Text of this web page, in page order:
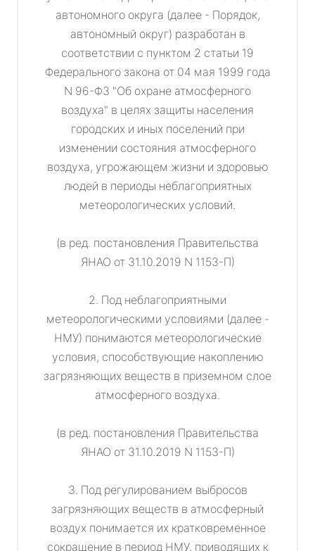
автономного округа (далее - Порядок,
автономный округ) разработан в
соответствии с пунктом 2 статьи 19
Федерального закона от 04 мая 1999 года
N 96-ФЗ "Об охране атмосферного
воздуха" в целях защиты населения
городских и иных поселений при
изменении состояния атмосферного
воздуха, угрожающем жизни и здоровью
людей в периоды неблагоприятных
метеорологических условий.
(в ред. постановления Правительства
ЯНАО от 31.10.2019 N 1153-П)
2. Под неблагоприятными
метеорологическими условиями (далее -
НМУ) понимаются метеорологические
условия, способствующие накоплению
загрязняющих веществ в приземном слое
атмосферного воздуха.
(в ред. постановления Правительства
ЯНАО от 31.10.2019 N 1153-П)
3. Под регулированием выбросов
загрязняющих веществ в атмосферный
воздух понимается их кратковременное
сокращение в период НМУ, приводящих к